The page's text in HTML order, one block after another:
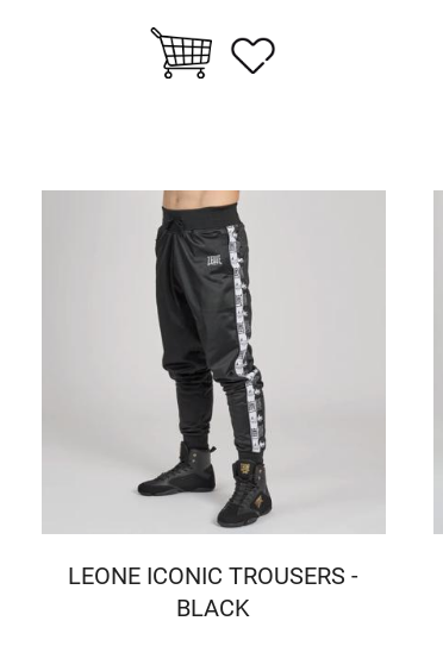
LEONE ICONIC TROUSERS -
BLACK